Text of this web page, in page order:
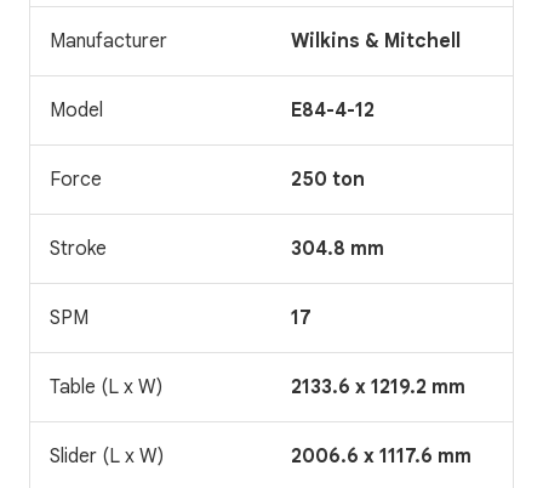
Manufacturer Wilkins & Mitchell
Model E84-4-12
Force 250 ton
Stroke 304.8 mm
SPM 17
Table (L x W) 2133.6 x 1219.2 mm
Slider (L x W) 2006.6 x 1117.6 mm